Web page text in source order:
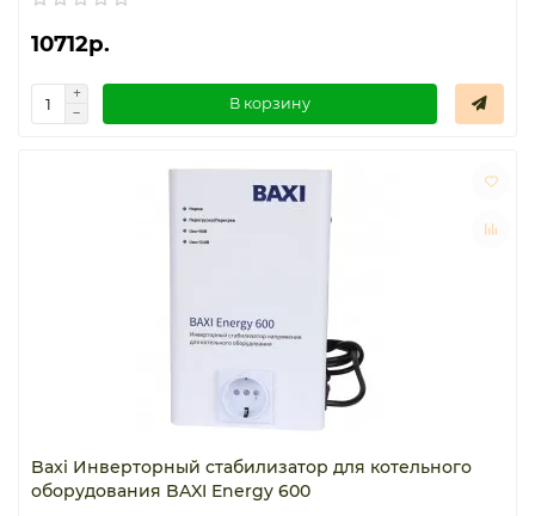
10712р.
В корзину
Baxi Инверторный стабилизатор для котельного
оборудования BAXI Energy 600